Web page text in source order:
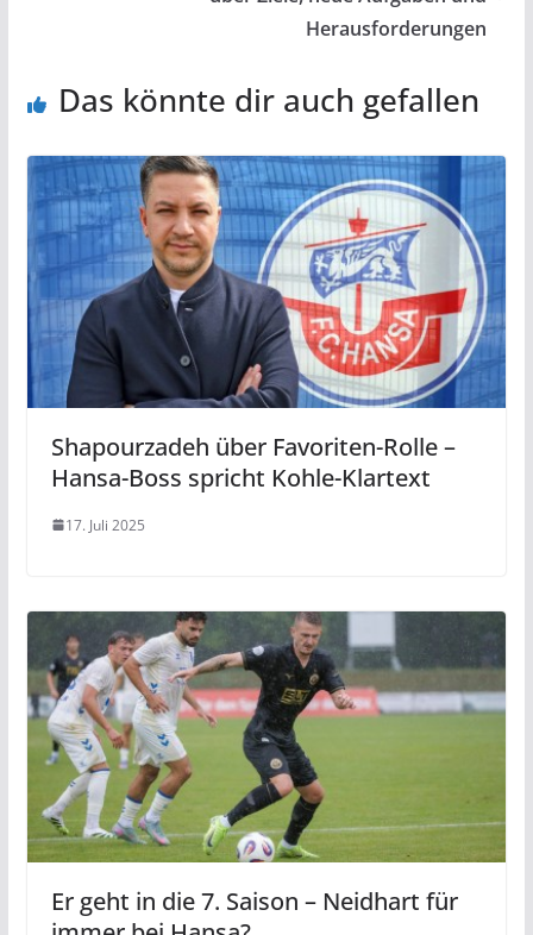
Herausforderungen
Das könnte dir auch gefallen
Shapourzadeh über Favoriten-Rolle –
Hansa-Boss spricht Kohle-Klartext
17. Juli 2025
Er geht in die 7. Saison – Neidhart für